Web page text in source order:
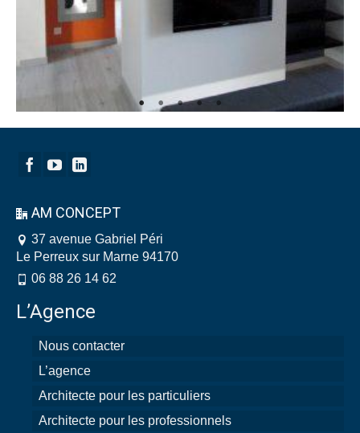
AM CONCEPT
37 avenue Gabriel Péri
Le Perreux sur Marne 94170
06 88 26 14 62
L’Agence
Nous contacter
L’agence
Architecte pour les particuliers
Architecte pour les professionnels